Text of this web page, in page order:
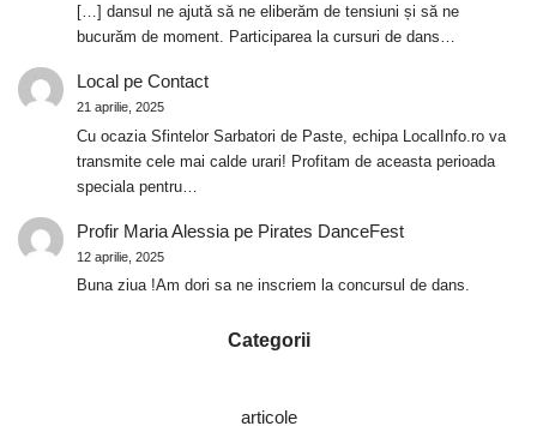
[…] dansul ne ajută să ne eliberăm de tensiuni și să ne
bucurăm de moment. Participarea la cursuri de dans…
Localpe Contact
21 aprilie, 2025
Cu ocazia Sfintelor Sarbatori de Paste, echipa LocalInfo.ro va
transmite cele mai calde urari! Profitam de aceasta perioada
speciala pentru…
Profir Maria Alessiape Pirates DanceFest
12 aprilie, 2025
Buna ziua !Am dori sa ne inscriem la concursul de dans.
Categorii
articole